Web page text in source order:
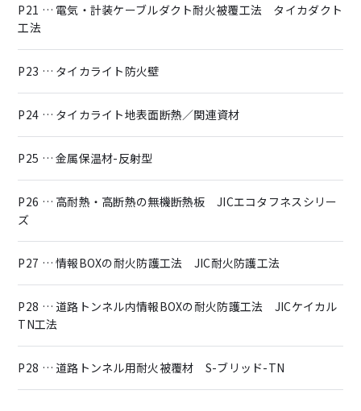
P21 … 電気・計装ケーブルダクト耐火被覆工法 タイカダクト
工法
P23 … タイカライト防火壁
P24 … タイカライト地表面断熱／関連資材
P25 … 金属保温材-反射型
P26 … 高耐熱・高断熱の無機断熱板 JICエコタフネスシリー
ズ
P27 … 情報BOXの耐火防護工法 JIC耐火防護工法
P28 … 道路トンネル内情報BOXの耐火防護工法 JICケイカル
TN工法
P28 … 道路トンネル用耐火被覆材 S-ブリッド-TN